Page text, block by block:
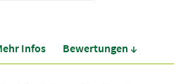
Infos Bewer­tungen ↓